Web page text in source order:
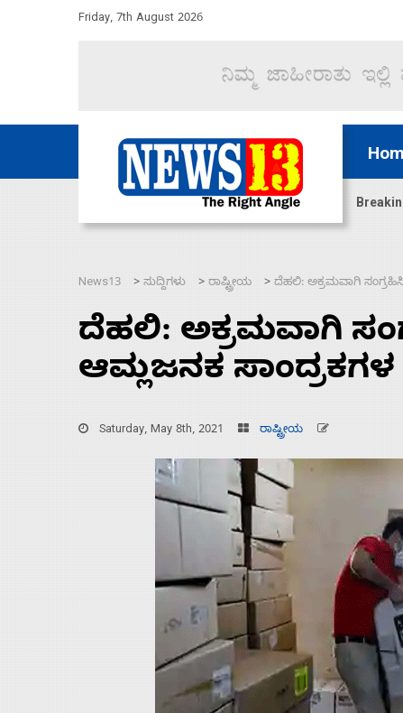
Friday, 7th August 2026
ಸದನ ನಡೆಸಲು ಬಿಡೆವು: ಛಲವಾದಿ ನಾರಾಯಣಸ್ವಾಮಿ
News13 > ಸುದ್ದಿಗಳು > ರಾಷ್ಟ್ರೀಯ > ದೆಹಲಿ: ಅಕ್ರಮವಾಗಿ
ದೆಹಲಿ: ಅಕ್ರಮವಾಗಿ
ಆಮ್ಲಜನಕ
Saturday, May 8th, 2021 ರಾಷ್ಟ್ರೀಯ